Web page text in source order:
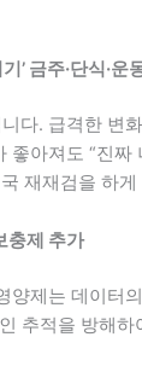
’ 금주·단식·운
다. 급격한 변
좋아져도 “진짜
재재검을 하게
충제 추가
제는 데이터의
추적을 방해하